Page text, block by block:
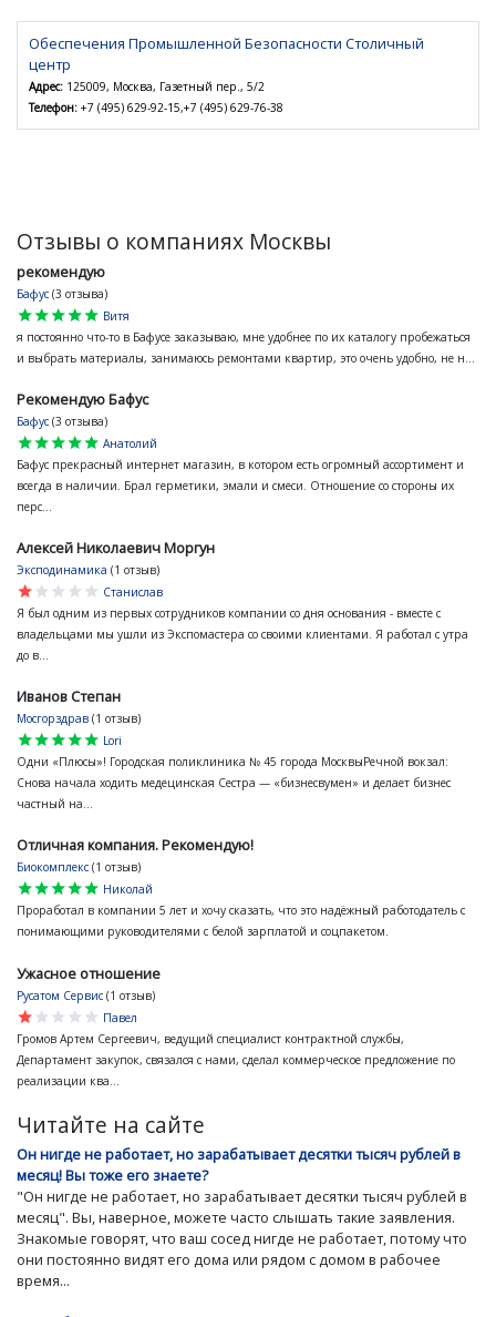
Обеспечения Промышленной Безопасности Столичный
центр
Адрес: 125009, Москва, Газетный пер., 5/2
Телефон: +7 (495) 629-92-15,+7 (495) 629-76-38
Отзывы о компаниях Москвы
рекомендую
Бафус (3 отзыва)
star
star
star
star
star
Витя
я постоянно что-то в Бафусе заказываю, мне удобнее по их каталогу пробежаться
и выбрать материалы, занимаюсь ремонтами квартир, это очень удобно, не н...
Рекомендую Бафус
Бафус (3 отзыва)
star
star
star
star
star
Анатолий
Бафус прекрасный интернет магазин, в котором есть огромный ассортимент и
всегда в наличии. Брал герметики, эмали и смеси. Отношение со стороны их
перс...
Алексей Николаевич Моргун
Эксподинамика (1 отзыв)
star
star
star
star
star
Станислав
Я был одним из первых сотрудников компании со дня основания - вместе с
владельцами мы ушли из Экспомастера со своими клиентами. Я работал с утра
до в...
Иванов Степан
Мосгорздрав (1 отзыв)
star
star
star
star
star
Lori
Одни «Плюсы»! Городская поликлиника № 45 города МосквыРечной вокзал:
Снова начала ходить медецинская Сестра — «бизнесвумен» и делает бизнес
частный на...
Отличная компания. Рекомендую!
Биокомплекс (1 отзыв)
star
star
star
star
star
Николай
Проработал в компании 5 лет и хочу сказать, что это надёжный работодатель с
понимающими руководителями с белой зарплатой и соцпакетом.
Ужасное отношение
Русатом Сервис (1 отзыв)
star
star
star
star
star
Павел
Громов Артем Сергеевич, ведущий специалист контрактной службы,
Департамент закупок, связался с нами, сделал коммерческое предложение по
реализации ква...
Читайте на сайте
Он нигде не работает, но зарабатывает десятки тысяч рублей в
месяц! Вы тоже его знаете?
"Он нигде не работает, но зарабатывает десятки тысяч рублей в
месяц". Вы, наверное, можете часто слышать такие заявления.
Знакомые говорят, что ваш сосед нигде не работает, потому что
они постоянно видят его дома или рядом с домом в рабочее
время...